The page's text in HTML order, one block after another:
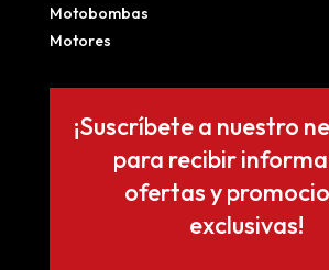
Motobombas
Motores
¡Suscríbete a nuestro
para recibir
ofertas y
exclusivas!